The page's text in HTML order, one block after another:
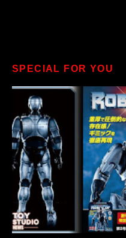
SPECIAL FOR YOU